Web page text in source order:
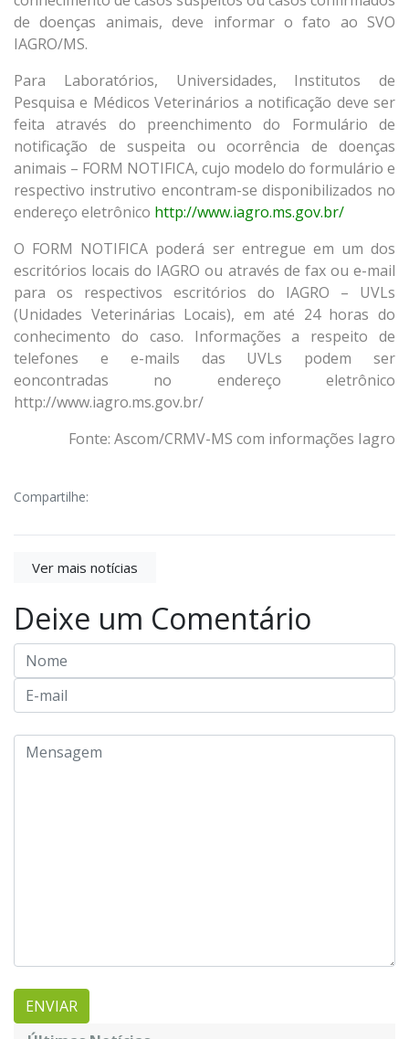
de doenças animais, deve informar o fato ao SVO
IAGRO/MS.
Para Laboratórios, Universidades, Institutos de
Pesquisa e Médicos Veterinários a notificação deve ser
feita através do preenchimento do Formulário de
notificação de suspeita ou ocorrência de doenças
animais – FORM NOTIFICA, cujo modelo do formulário e
respectivo instrutivo encontram-se disponibilizados no
endereço eletrônico http://www.iagro.ms.gov.br/
O FORM NOTIFICA poderá ser entregue em um dos
escritórios locais do IAGRO ou através de fax ou e-mail
para os respectivos escritórios do IAGRO – UVLs
(Unidades Veterinárias Locais), em até 24 horas do
conhecimento do caso. Informações a respeito de
telefones e e-mails das UVLs podem ser
eoncontradas no endereço eletrônico
http://www.iagro.ms.gov.br/
Fonte: Ascom/CRMV-MS com informações Iagro
Compartilhe:
Ver mais notícias
Deixe um Comentário